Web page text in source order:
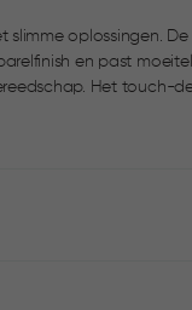
slimme oplossingen.
past moeiteloos in ieder
Het touch-
rand is afval